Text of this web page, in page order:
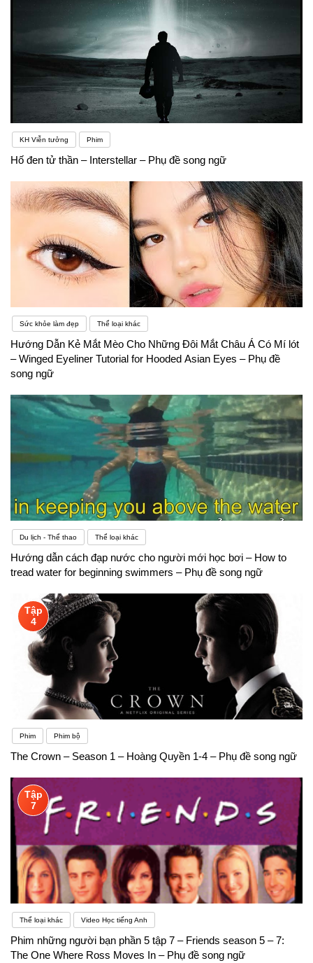
KH Viễn tưởng Phim
Hố đen tử thần – Interstellar – Phụ đề song ngữ
Sức khỏe làm đẹp Thể loại khác
Hướng Dẫn Kẻ Mắt Mèo Cho Những Đôi Mắt Châu Á Có Mí lót
– Winged Eyeliner Tutorial for Hooded Asian Eyes – Phụ đề
song ngữ
Du lịch - Thể thao Thể loại khác
Hướng dẫn cách đạp nước cho người mới học bơi – How to
tread water for beginning swimmers – Phụ đề song ngữ
Tập
4
Phim Phim bộ
The Crown – Season 1 – Hoàng Quyền 1-4 – Phụ đề song ngữ
Tập
7
Thể loại khác Video Học tiếng Anh
Phim những người bạn phần 5 tập 7 – Friends season 5 – 7:
The One Where Ross Moves In – Phụ đề song ngữ